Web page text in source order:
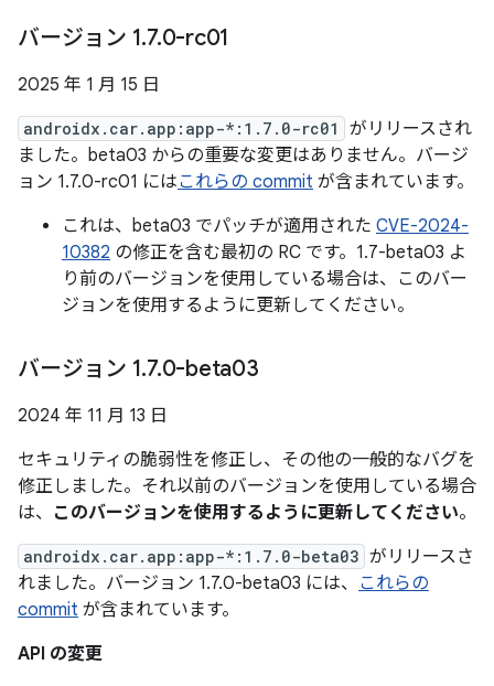
バージョン 1.7.0-rc01
2025 年 1 月 15 日
androidx.car.app:app-*:1.7.0-rc01
がリリースされ
ました。beta03 からの重要な変更はありません。バージ
ョン 1.7.0-rc01 にはこれらの commit が含まれています。
これは、beta03 でパッチが適用された CVE-2024-
10382 の修正を含む最初の RC です。1.7-beta03 よ
り前のバージョンを使用している場合は、このバー
ジョンを使用するように更新してください。
バージョン 1.7.0-beta03
2024 年 11 月 13 日
セキュリティの脆弱性を修正し、その他の一般的なバグを
修正しました。それ以前のバージョンを使用している場合
は、 このバージョンを使用するように更新してください。
androidx.car.app:app-*:1.7.0-beta03 がリリースさ
れました。バージョン 1.7.0-beta03 には、 これらの
commit が含まれています。
API の変更